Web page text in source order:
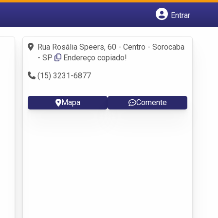
Entrar
Fazer login
Criar conta
Rua Rosália Speers, 60 - Centro - Sorocaba
- SP
Endereço copiado!
(15) 3231-6877
Mapa Comente